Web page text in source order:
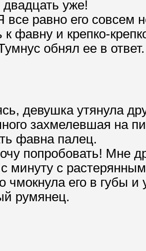
уже!
все равно его совсем
к фавну и крепко-
обнял ее в ответ.
девушка утянула
захмелевшая на
фавна палец.
попробовать! Мне
минуту с
его в губы и
румянец.